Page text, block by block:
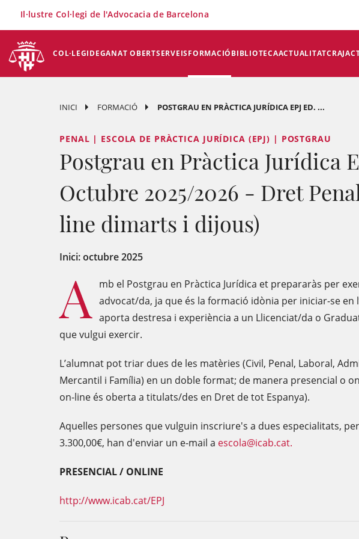
COL·LEGIDEGANAT OBERTSERVEISFORMACIÓBIBLIOTECAACTUALITATCRAJ
Il·lustre Col·legi de l'Advocacia de Barcelona
INICI FORMACIÓ POSTGRAU EN PRÀCTICA JURÍDICA EPJ ED. ...
PENAL | ESCOLA DE PRÀCTICA JURÍDICA (EPJ) | POSTGRAU
Postgrau en Pràctica Jurídica
Octubre 2025/2026 - Dret
line dimarts i dijous)
Inici: octubre 2025
A mb el Postgrau en Pràctica Jurídica et prepararàs per
advocat/da, ja que és la formació idònia per iniciar-se en
aporta destresa i experiència a un Llicenciat/da o
que vulgui exercir.
L’alumnat pot triar dues de les matèries (Civil, Penal, Laboral,
Mercantil i Família) en un doble format; de manera presencial o
on-line és oberta a titulats/des en Dret de tot Espanya).
Aquelles persones que vulguin inscriure's a dues especialitats,
3.300,00€, han d'enviar un e-mail a escola@icab.cat.
PRESENCIAL / ONLINE
http://www.icab.cat/EPJ